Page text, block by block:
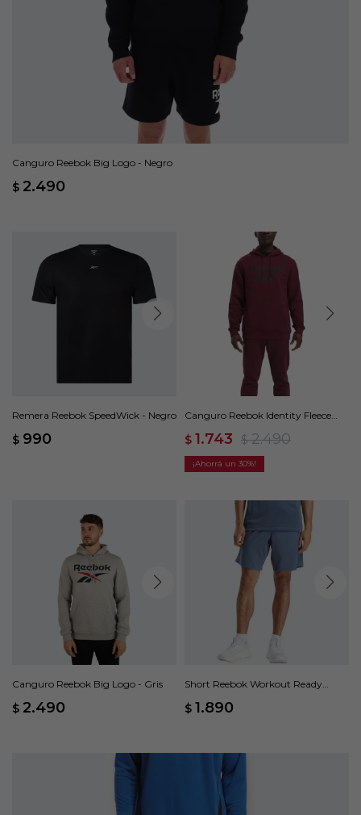
Canguro Reebok Big Logo - Negro
$ 2.490
Remera Reebok SpeedWick - Negro
$ 990
Canguro Reebok Identity Fleece
$ 1.743 $ 2.490
30
Canguro Reebok Big Logo - Gris
$ 2.490
Short Reebok Workout Ready
$ 1.890